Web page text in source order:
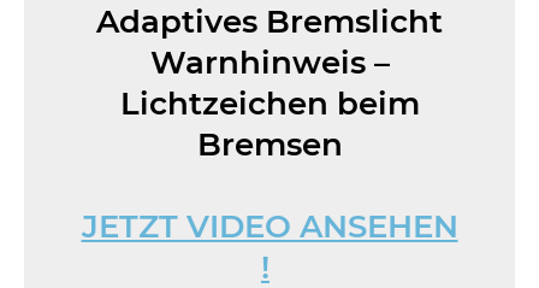
Adaptives Bremslicht
Warnhinweis –
Lichtzeichen beim
Bremsen
JETZT VIDEO ANSEHEN
!